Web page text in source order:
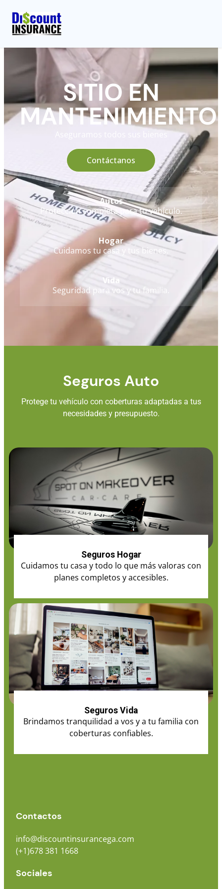
SITIO EN
MANTENIMIENTO
Contáctanos
Autos
Protección completa para tu vehículo.
Hogar
Cuidamos tu casa y tus bienes.
Vida
Seguridad para vos y tu familia.
Seguros Auto
Protege tu vehículo con coberturas adaptadas a tus
necesidades y presupuesto.
Seguros Hogar
Cuidamos tu casa y todo lo que más valoras con
planes completos y accesibles.
Seguros Vida
Brindamos tranquilidad a vos y a tu familia con
coberturas confiables.
Contactos
info@discountinsurancega.com
(+1)678 381 1668
Sociales